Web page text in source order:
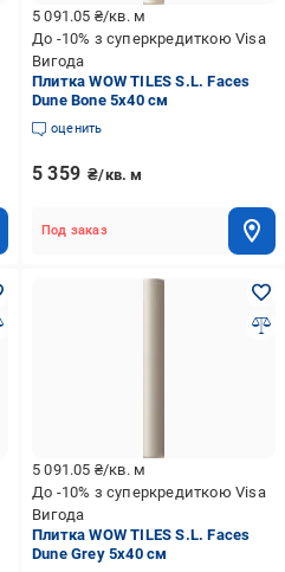
5 091.05 ₴/кв. м
До -10% з суперкредиткою Visa
Вигода
Плитка WOW TILES S.L. Faces
Dune Bone 5x40 см
оценить
5 359 ₴/кв. м
Под заказ
5 091.05 ₴/кв. м
До -10% з суперкредиткою Visa
Вигода
Плитка WOW TILES S.L. Faces
Dune Grey 5x40 см